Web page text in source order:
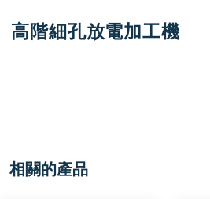
高階細孔放電加工機
相關的產品